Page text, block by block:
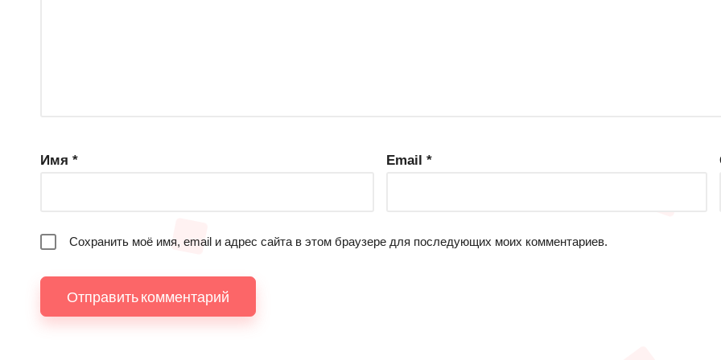
Имя * Email *
Сохранить моё имя, email и адрес сайта в этом браузере для последующих моих комментариев.